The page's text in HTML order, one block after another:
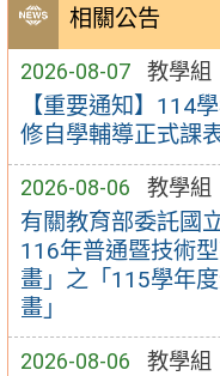
相關公告
2026-08-07 教學組
【重要通知】114
修自學輔導正式課
2026-08-06 教學組
有關教育部委託國
116年普通暨技術
畫」之「115學年
畫」
2026-08-06 教學組